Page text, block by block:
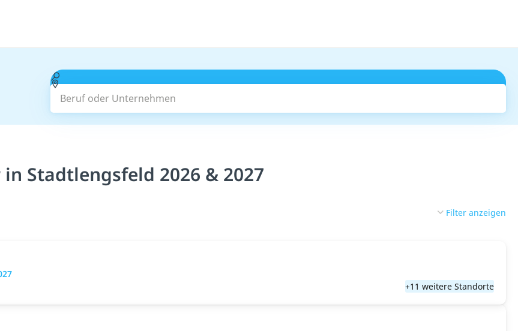
Beruf oder Unternehmen
Stadtlengsfeld 2026 & 2027
Filter anzeigen
+11 weitere Standorte